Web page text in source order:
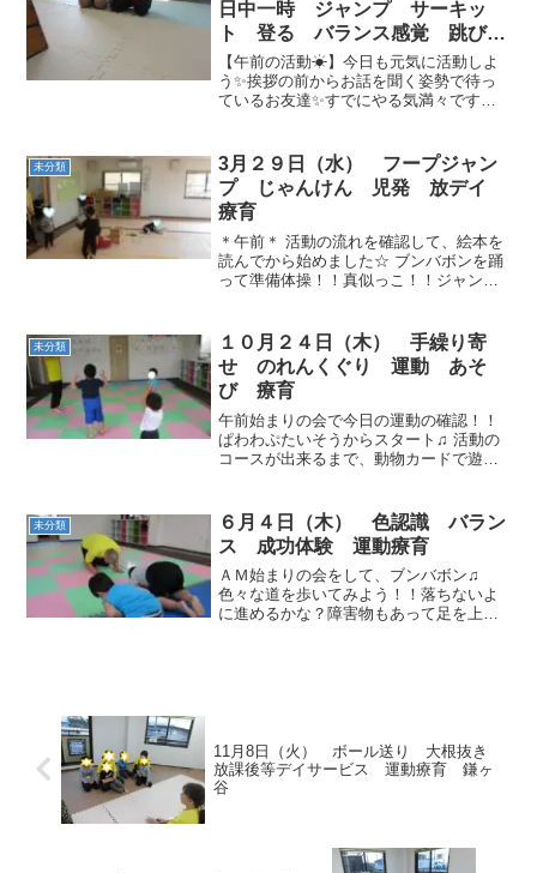
日中一時 ジャンプ サーキッ
ト 登る バランス感覚 跳び
箱 ケンケン 歩く フープリレ
ー 協調性 ルールのある遊び
【午前の活動☀】今日も元気に活動しよ
う✨挨拶の前からお話を聞く姿勢で待っ
ているお友達✨すでにやる気満々です🔥
挨拶ができました😊1つ目の活動は「ジャ
ンプ」 跳び箱と跳び箱...
未分類
3月２９日（水） フープジャン
プ じゃんけん 児発 放デイ
療育
＊午前＊ 活動の流れを確認して、絵本を
読んでから始めました☆ ブンバボンを踊
って準備体操！！真似っこ！！ジャンプ
ム！！買ってきて欲しい色を覚えて、平
均台の上を歩いて進みお店...
未分類
１０月２４日（木） 手繰り寄
せ のれんくぐり 運動 あそ
び 療育
午前始まりの会で今日の運動の確認！！
ぱわわぷたいそうからスタート♫ 活動の
コースが出来るまで、動物カードで遊び
よ！落ちないように進んだら、フープも
片足ずつ入れていき残...
未分類
６月４日（木） 色認識 バラン
ス 成功体験 運動療育
ＡＭ始まりの会をして、ブンバボン♫
色々な道を歩いてみよう！！落ちないよ
に進めるかな？障害物もあって足を上げ
11月8日（火） ボール送り 大根抜き
放課後等デイサービス 運動療育 鎌ヶ
谷